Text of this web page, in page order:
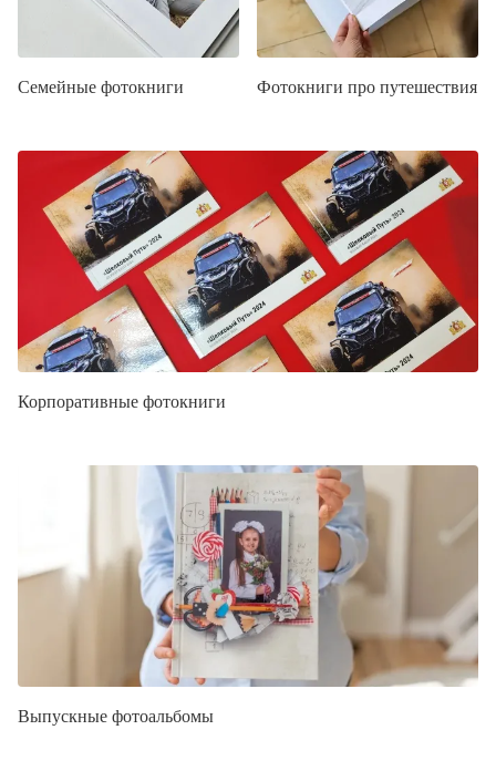
Семейные фотокниги Фотокниги про путешествия
Корпоративные фотокниги
Выпускные фотоальбомы